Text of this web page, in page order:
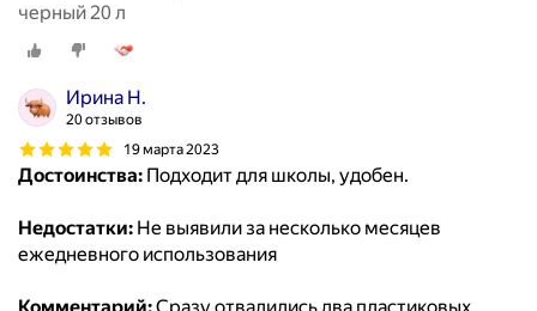
черный 20 л
Ирина Н.
20 отзывов
19 марта 2023
Достоинства: Подходит для школы, удобен.
Недостатки: Не выявили за несколько месяцев
ежедневного использования